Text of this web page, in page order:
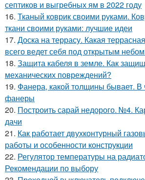
септиков и выгребных ям в 2022 году
16. Тканый коврик своими руками.
ткани своими руками: лучшие идеи
17. Доска на террасу. Какая
всего ведет себя под открытым
18. Защита кабеля в земле. Как
механических повреждений?
19. Фанера, какой толщины бывает.
фанеры
20. Построить сарай недорого. №4.
дачи
21. Как работает двухконтурный
работы и особенности конструкции
22. Регулятор температуры на
Рекомендации по выбору